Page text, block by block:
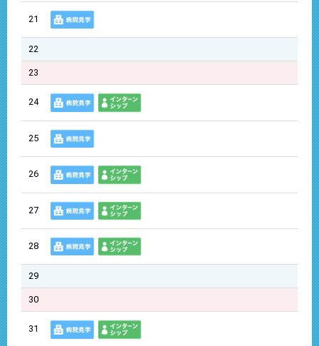
21
22
23
24
25
26
27
28
29
30
31